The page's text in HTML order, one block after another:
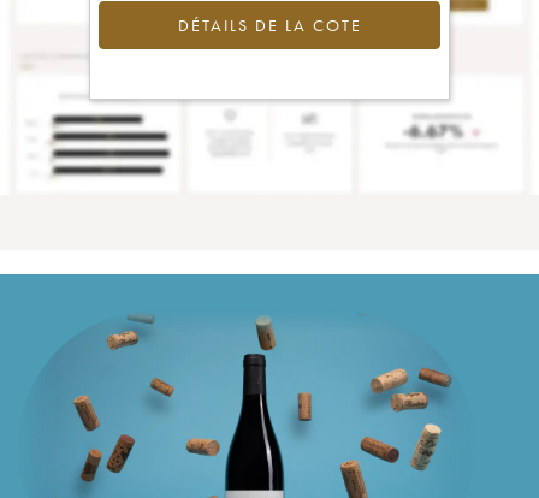
DÉTAILS DE LA COTE